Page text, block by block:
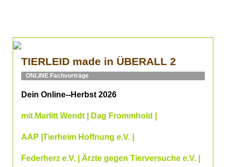
TIERLEID made in ÜBERALL 2
ONLINE Fachvorträge
Dein Online--Herbst 2026
mit Marlitt Wendt | Dag Frommhold |
AAP |Tierheim Hoffnung e.V. |
Federherz e.V. | Ärzte gegen Tierversuche e.V. |